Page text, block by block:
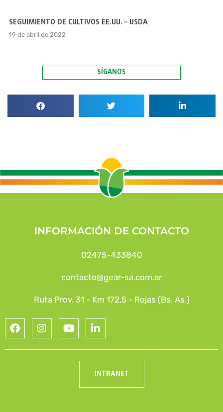
SEGUIMIENTO DE CULTIVOS EE.UU. – USDA
19 de abril de 2022
SÍGANOS
INFORMACIÓN DE CONTACTO
02475-433840
contacto@gear-sa.com.ar
Ruta Prov. 31 - Km 172,5 - Rojas (Bs. As.)
INTRANET